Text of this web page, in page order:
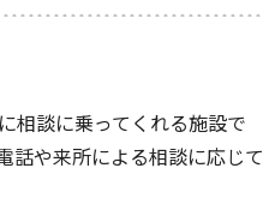
相談に乗ってくれる施設で
話や来所による相談に応じて